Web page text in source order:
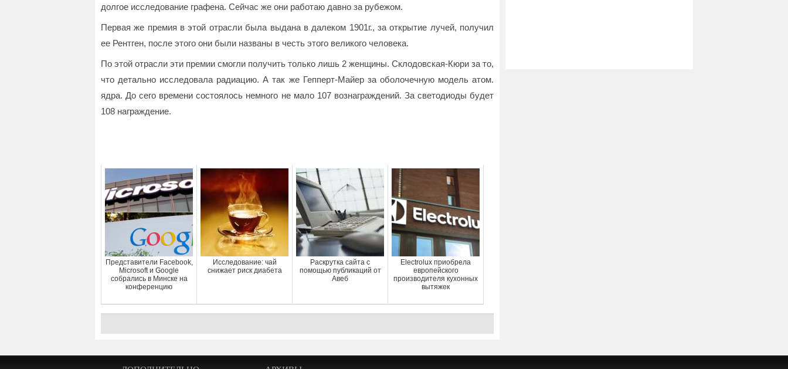
долгое исследование графена. Сейчас же они работаю давно за рубежом.
Первая же премия в этой отрасли была выдана в далеком 1901г., за открытие лучей, получил
ее Рентген, после этого они были названы в честь этого великого человека.
По этой отрасли эти премии смогли получить только лишь 2 женщины. Склодовская-Кюри за то,
что детально исследовала радиацию. А так же Гепперт-Майер за оболочечную модель атом.
ядра. До сего времени состоялось немного не мало 107 вознаграждений. За светодиоды будет
108 награждение.
Представители Facebook,
Microsoft и Google
собрались в Минске на
конференцию
Исследование: чай
снижает риск диабета
Раскрутка сайта с
помощью публикаций от
Авеб
Electrolux приобрела
европейского
производителя кухонных
вытяжек